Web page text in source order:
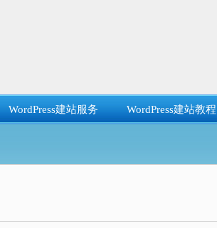
WordPress建站服务 WordPress建站教程